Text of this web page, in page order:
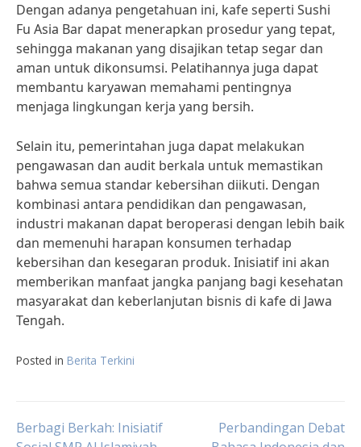
Dengan adanya pengetahuan ini, kafe seperti Sushi
Fu Asia Bar dapat menerapkan prosedur yang tepat,
sehingga makanan yang disajikan tetap segar dan
aman untuk dikonsumsi. Pelatihannya juga dapat
membantu karyawan memahami pentingnya
menjaga lingkungan kerja yang bersih.
Selain itu, pemerintahan juga dapat melakukan
pengawasan dan audit berkala untuk memastikan
bahwa semua standar kebersihan diikuti. Dengan
kombinasi antara pendidikan dan pengawasan,
industri makanan dapat beroperasi dengan lebih baik
dan memenuhi harapan konsumen terhadap
kebersihan dan kesegaran produk. Inisiatif ini akan
memberikan manfaat jangka panjang bagi kesehatan
masyarakat dan keberlanjutan bisnis di kafe di Jawa
Tengah.
Posted in Berita Terkini
Post
Berbagi Berkah: Inisiatif
Perbandingan Debat